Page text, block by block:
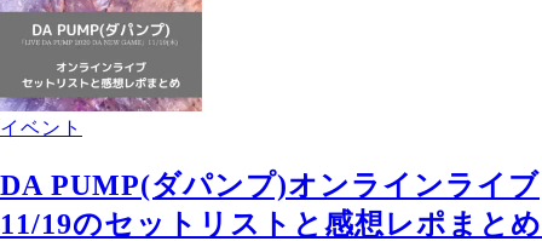
イベント
DA PUMP(ダパンプ)オンラインライブ
11/19のセットリストと感想レポまとめ